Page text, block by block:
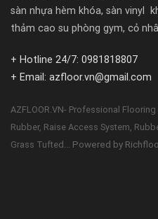
sàn nhựa hèm khóa, sàn vinyl
thảm cao su phòng gym, cỏ
+ Hotline 24/7: 0981818807
+ Email: azfloor.vn@gmail.com
AZFLOOR.VN- Professional
Rubber, Raise Access System,
Grass Tufted... Powered by